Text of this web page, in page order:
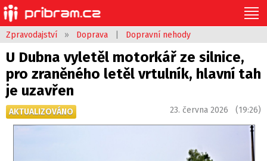
Zpravodajství » Doprava Dopravní nehody
U Dubna vyletěl motorkář ze silnice,
pro zraněného letěl vrtulník, hlavní tah
je uzavřen
AKTUALIZOVÁNO 23. června 2026 (19:26)